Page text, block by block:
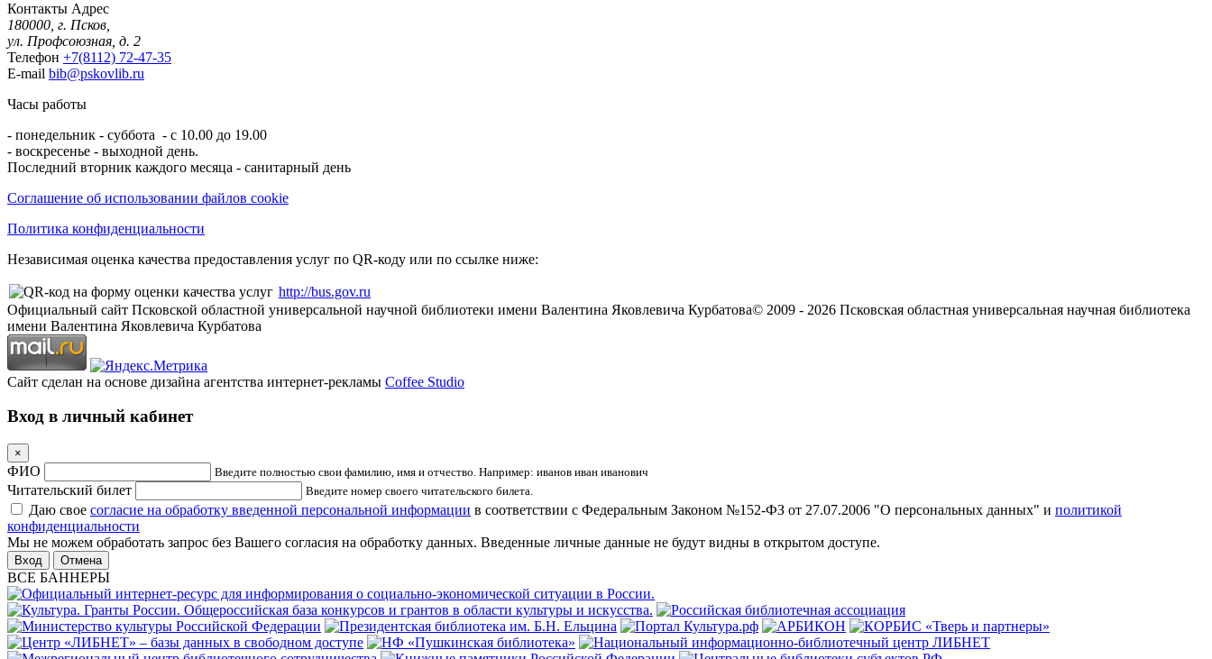
Контакты Адрес
180000, г. Псков,
ул. Профсоюзная, д. 2
Телефон +7(8112) 72-47-35
E-mail bib@pskovlib.ru
Часы работы
- понедельник - суббота - с 10.00 до 19.00
- воскресенье - выходной день.
Последний вторник каждого месяца - санитарный день
Соглашение об использовании файлов cookie
Политика конфиденциальности
Независимая оценка качества предоставления услуг по QR-коду или по ссылке ниже:
http://bus.gov.ru
Официальный сайт Псковской областной универсальной научной библиотеки имени Валентина Яковлевича Курбатова© 2009 - 2026 Псковская областная универсальная научная библиотека
имени Валентина Яковлевича Курбатова
Сайт сделан на основе дизайна агентства интернет-рекламы Coffee Studio
Вход в личный кабинет
×
ФИО Введите полностью свои фамилию, имя и отчество. Например: иванов иван иванович
Читательский билет Введите номер своего читательского билета.
Даю свое согласие на обработку введенной персональной информации в соответствии с Федеральным Законом №152-ФЗ от 27.07.2006 "О персональных данных" и политикой
конфиденциальности
Мы не можем обработать запрос без Вашего согласия на обработку данных. Введенные личные данные не будут видны в открытом доступе.
Отмена
ВСЕ БАННЕРЫ